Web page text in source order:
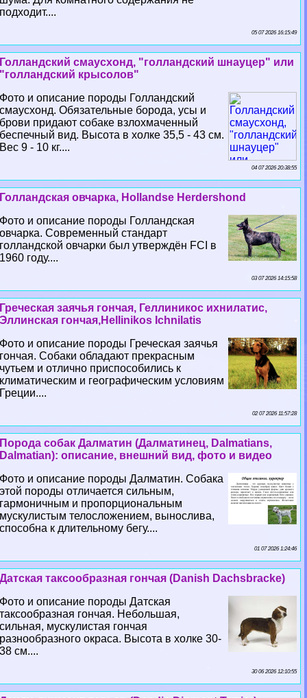
подходит....
05 07 2026 16:15:49
Голландский смаусхонд, "голландский шнауцер" или
"голландский крысолов"
Фото и описание породы Голландский
смаусхонд. Обязательные борода, усы и
брови придают собаке взлохмаченный
беспечный вид. Высота в холке 35,5 - 43 см.
Вес 9 - 10 кг....
04 07 2026 20:38:55
Голландская овчарка, Hollandse Herdershond
Фото и описание породы Голландская
овчарка. Современный стандарт
голландской овчарки был утверждён FCI в
1960 году....
03 07 2026 14:15:58
Греческая заячья гончая, Геллиникос ихнилатис,
Эллинская гончая,Hellinikos Ichnilatis
Фото и описание породы Греческая заячья
гончая. Собаки обладают прекрасным
чутьем и отлично приспособились к
климатическим и географическим условиям
Греции....
02 07 2026 11:57:28
Порода собак Далматин (Далматинец, Dalmatians,
Dalmatian): описание, внешний вид, фото и видео
Фото и описание породы Далматин. Собака
этой породы отличается сильным,
гармоничным и пропорциональным
мускулистым телосложением, вынослива,
способна к длительному бегу....
01 07 2026 1:24:46
Датская таксообразная гончая (Danish Dachsbracke)
Фото и описание породы Датская
таксообразная гончая. Небольшая,
сильная, мускулистая гончая
разнообразного окраса. Высота в холке 30-
38 см....
30 06 2026 12:10:55